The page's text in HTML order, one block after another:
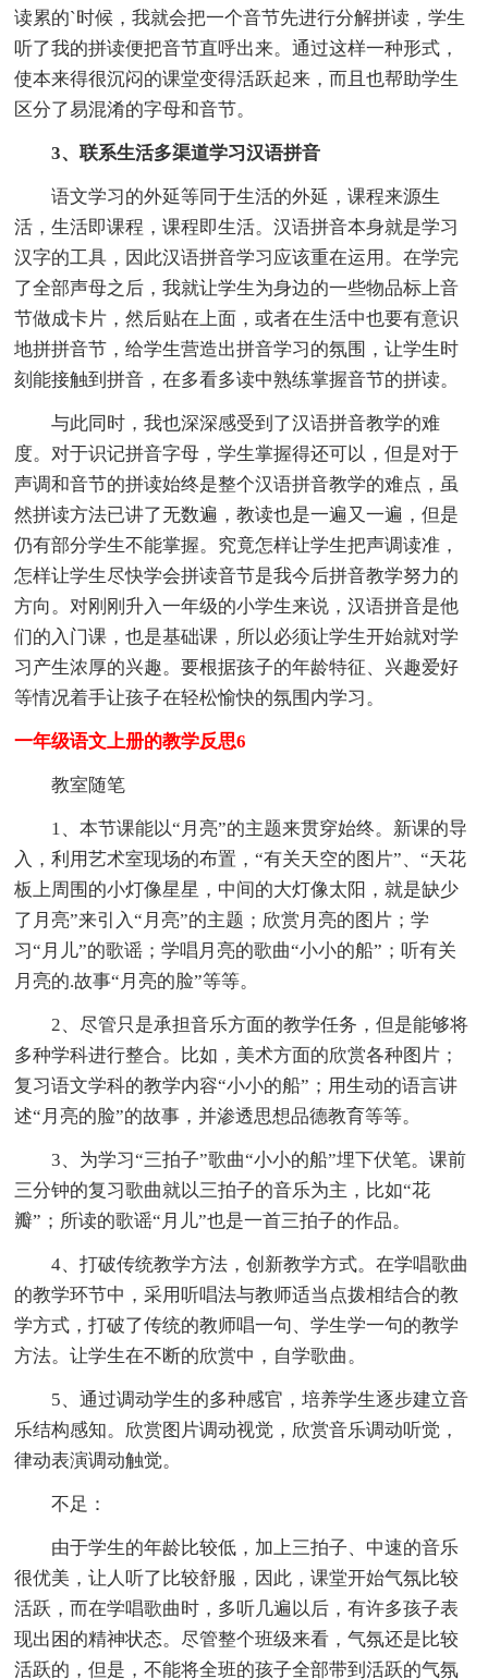
读累的`时候，我就会把一个音节先进行分解拼读，学生
听了我的拼读便把音节直呼出来。通过这样一种形式，
使本来得很沉闷的课堂变得活跃起来，而且也帮助学生
区分了易混淆的字母和音节。
3、联系生活多渠道学习汉语拼音
语文学习的外延等同于生活的外延，课程来源生
活，生活即课程，课程即生活。汉语拼音本身就是学习
汉字的工具，因此汉语拼音学习应该重在运用。在学完
了全部声母之后，我就让学生为身边的一些物品标上音
节做成卡片，然后贴在上面，或者在生活中也要有意识
地拼拼音节，给学生营造出拼音学习的氛围，让学生时
刻能接触到拼音，在多看多读中熟练掌握音节的拼读。
与此同时，我也深深感受到了汉语拼音教学的难
度。对于识记拼音字母，学生掌握得还可以，但是对于
声调和音节的拼读始终是整个汉语拼音教学的难点，虽
然拼读方法已讲了无数遍，教读也是一遍又一遍，但是
仍有部分学生不能掌握。究竟怎样让学生把声调读准，
怎样让学生尽快学会拼读音节是我今后拼音教学努力的
方向。对刚刚升入一年级的小学生来说，汉语拼音是他
们的入门课，也是基础课，所以必须让学生开始就对学
习产生浓厚的兴趣。要根据孩子的年龄特征、兴趣爱好
等情况着手让孩子在轻松愉快的氛围内学习。
一年级语文上册的教学反思6
教室随笔
1、本节课能以“月亮”的主题来贯穿始终。新课的导
入，利用艺术室现场的布置，“有关天空的图片”、“天花
板上周围的小灯像星星，中间的大灯像太阳，就是缺少
了月亮”来引入“月亮”的主题；欣赏月亮的图片；学
习“月儿”的歌谣；学唱月亮的歌曲“小小的船”；听有关
月亮的.故事“月亮的脸”等等。
2、尽管只是承担音乐方面的教学任务，但是能够将
多种学科进行整合。比如，美术方面的欣赏各种图片；
复习语文学科的教学内容“小小的船”；用生动的语言讲
述“月亮的脸”的故事，并渗透思想品德教育等等。
3、为学习“三拍子”歌曲“小小的船”埋下伏笔。课前
三分钟的复习歌曲就以三拍子的音乐为主，比如“花
瓣”；所读的歌谣“月儿”也是一首三拍子的作品。
4、打破传统教学方法，创新教学方式。在学唱歌曲
的教学环节中，采用听唱法与教师适当点拨相结合的教
学方式，打破了传统的教师唱一句、学生学一句的教学
方法。让学生在不断的欣赏中，自学歌曲。
5、通过调动学生的多种感官，培养学生逐步建立音
乐结构感知。欣赏图片调动视觉，欣赏音乐调动听觉，
律动表演调动触觉。
不足：
由于学生的年龄比较低，加上三拍子、中速的音乐
很优美，让人听了比较舒服，因此，课堂开始气氛比较
活跃，而在学唱歌曲时，多听几遍以后，有许多孩子表
现出困的精神状态。尽管整个班级来看，气氛还是比较
活跃的，但是，不能将全班的孩子全部带到活跃的气氛